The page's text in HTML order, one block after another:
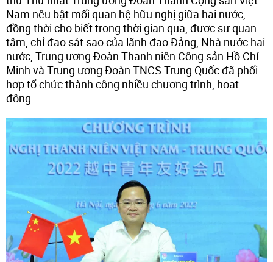
Nam nêu bật mối quan hệ hữu nghị giữa hai nước,
đồng thời cho biết trong thời gian qua, được sự quan
tâm, chỉ đạo sát sao của lãnh đạo Đảng, Nhà nước hai
nước, Trung ương Đoàn Thanh niên Cộng sản Hồ Chí
Minh và Trung ương Đoàn TNCS Trung Quốc đã phối
hợp tổ chức thành công nhiều chương trình, hoạt
động.